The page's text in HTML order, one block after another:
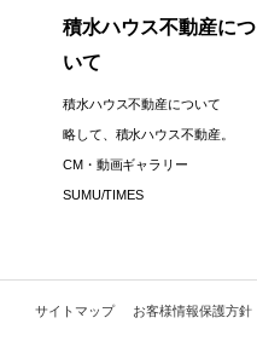
積水ハウス不動産につ
いて
積水ハウス不動産について
略して、積水ハウス不動産。
CM・動画ギャラリー
SUMU/TIMES
サイトマップ お客様情報保護方針